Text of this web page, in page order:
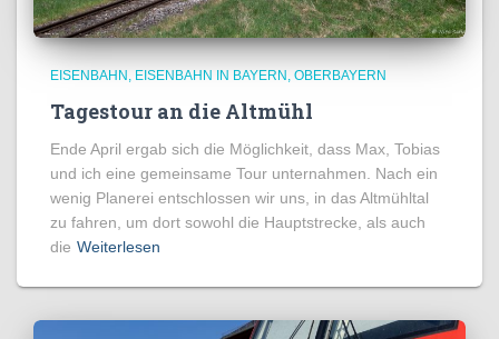
EISENBAHN EISENBAHN IN BAYERN OBERBAYERN
Tagestour an die Altmühl
Ende April ergab sich die Möglichkeit, dass Max, Tobias
und ich eine gemeinsame Tour unternahmen. Nach ein
wenig Planerei entschlossen wir uns, in das Altmühltal
zu fahren, um dort sowohl die Hauptstrecke, als auch
die Weiterlesen